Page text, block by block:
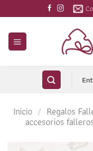
al
contenido
Inicio / Regalos
accesorios